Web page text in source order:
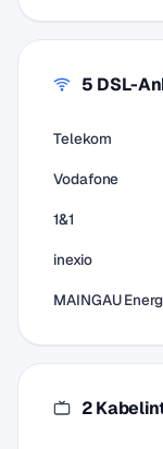
5 DSL-
Telekom
Vodafone
1&1
inexio
MAINGAU
2